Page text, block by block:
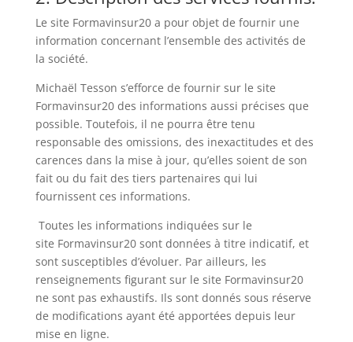
Le site Formavinsur20 a pour objet de fournir une
information concernant l’ensemble des activités de
la société.
Michaël Tesson s’efforce de fournir sur le site
Formavinsur20 des informations aussi précises que
possible. Toutefois, il ne pourra être tenu
responsable des omissions, des inexactitudes et des
carences dans la mise à jour, qu’elles soient de son
fait ou du fait des tiers partenaires qui lui
fournissent ces informations.
Toutes les informations indiquées sur le
site Formavinsur20 sont données à titre indicatif, et
sont susceptibles d’évoluer. Par ailleurs, les
renseignements figurant sur le site Formavinsur20
ne sont pas exhaustifs. Ils sont donnés sous réserve
de modifications ayant été apportées depuis leur
mise en ligne.